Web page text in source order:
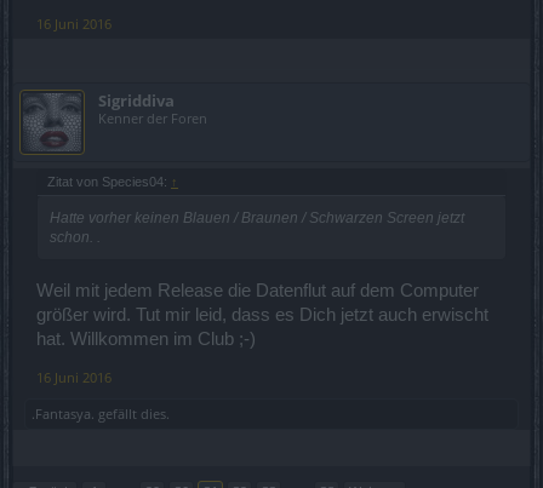
16 Juni 2016
Sigriddiva
Kenner der Foren
Zitat von Species04: ↑
Hatte vorher keinen Blauen / Braunen / Schwarzen Screen jetzt
schon. .
Weil mit jedem Release die Datenflut auf dem Computer
größer wird. Tut mir leid, dass es Dich jetzt auch erwischt
hat. Willkommen im Club ;-)
16 Juni 2016
.Fantasya. gefällt dies.